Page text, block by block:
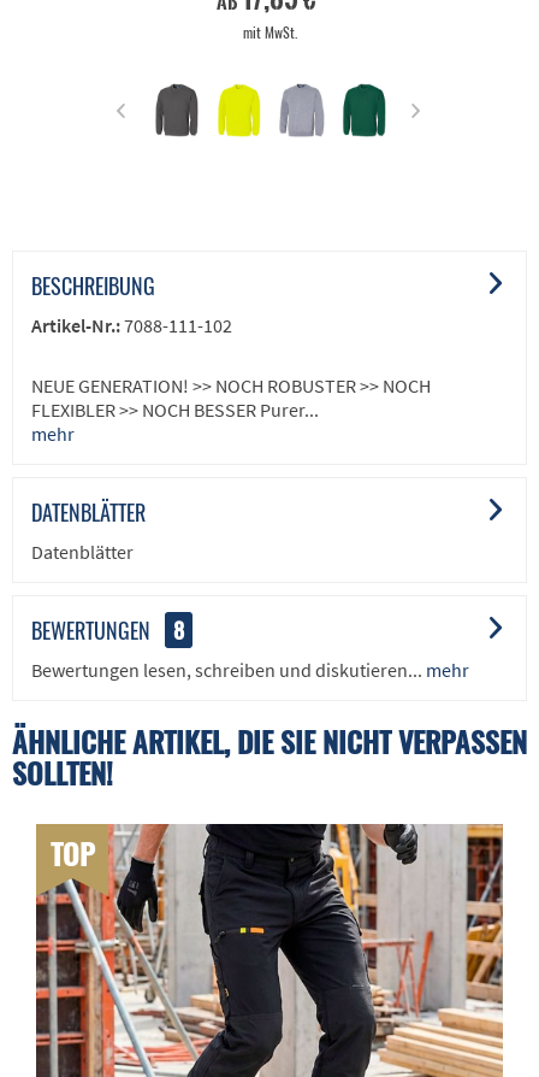
mit MwSt.
BESCHREIBUNG
Artikel-Nr.:7088-111-102
NEUE GENERATION! >> NOCH ROBUSTER >> NOCH
FLEXIBLER >> NOCH BESSER Purer...
mehr
DATENBLÄTTER
Datenblätter
BEWERTUNGEN 8
Bewertungen lesen, schreiben und diskutieren... mehr
ÄHNLICHE ARTIKEL, DIE SIE NICHT VERPASSEN
SOLLTEN!
TOP